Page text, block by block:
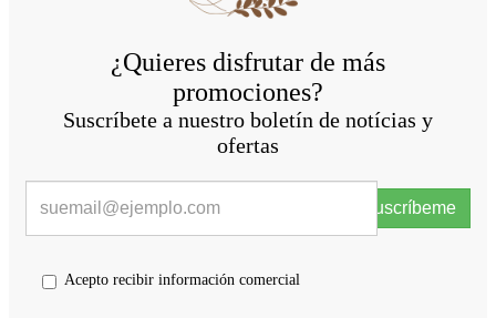
¿Quieres disfrutar de más
promociones?
Suscríbete a nuestro boletín de notícias y
ofertas
Suscríbeme
Acepto recibir información comercial